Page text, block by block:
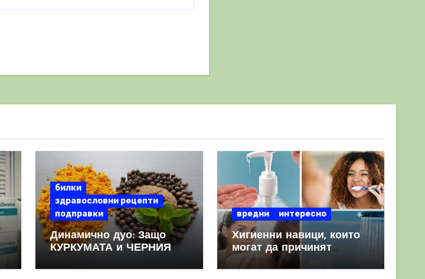
билки
здравословни рецепти
подправки
Динамично дуо: Защо
КУРКУМАТА и ЧЕРНИЯ
комбинация
вредни интересно
Хигиенни навици, които
могат да причинят
повече вреда, отколкото
полза